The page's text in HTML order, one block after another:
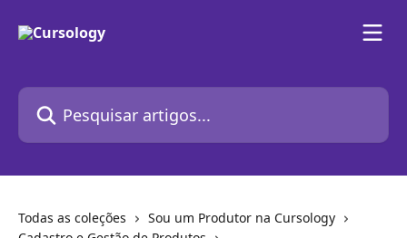
Pesquisar artigos...
Todas as coleções
Sou um Produtor na Cursology